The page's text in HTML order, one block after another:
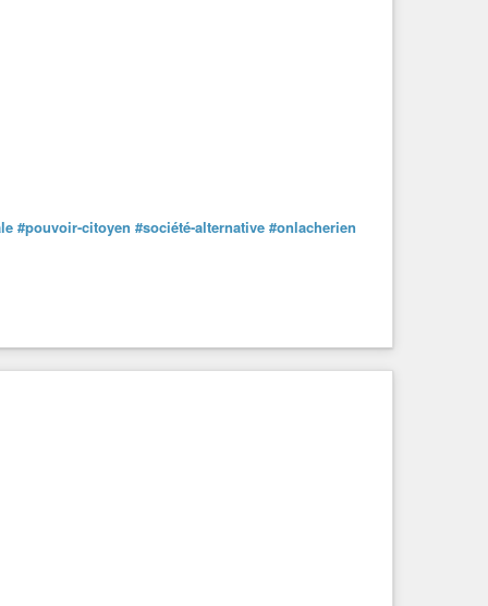
#pouvoir-citoyen #société-alternative #onlacherien